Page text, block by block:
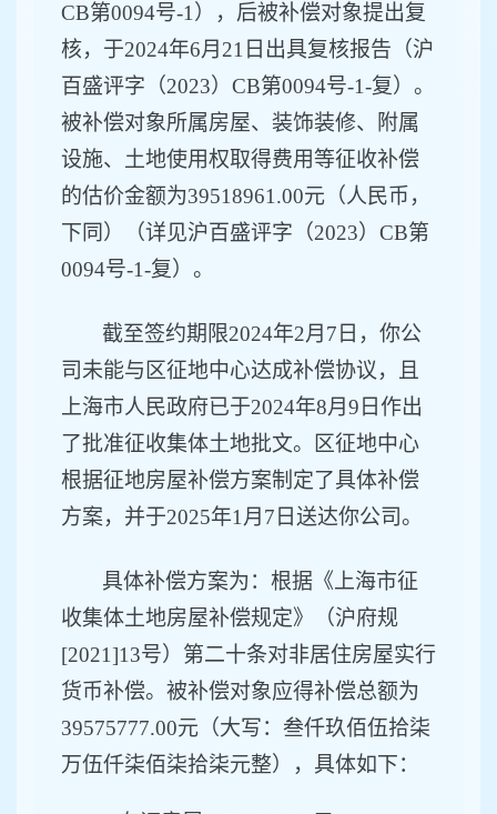
CB第0094号-1） ， 后被补偿对象提出复
核，于2024年6月21日出具复核报告（沪
百盛评字（2023）CB第0094号-1-复）。
被补偿对象所属房屋、装饰装修、附属
设施、 土地使用权取得费用等征收补偿
的估价金额为39518961.00元（人民币，
下同）（详见沪百盛评字（2023）CB第
0094号-1-复） 。
截至签约期限2024年2月 7 日， 你公
司 未能与区征地中心达成补偿协议 ， 且
上海市人民政府已于2024年8月 9 日作出
了批准征收集体土地批文。 区征地中心
根据征地房屋补偿方案制定了具体补偿
方案，并于2025年1月 7 日 送达你公司 。
具体补偿方案为：根据《上海市征
收集体土地房屋补偿规定》（沪府规
[2021]13号）第二十条对非居住房屋实行
货币补偿。被补偿对象应得补偿总额为
39575777.00元（大写： 叁仟玖佰伍拾柒
万伍仟柒佰柒拾柒元整）， 具体如下：